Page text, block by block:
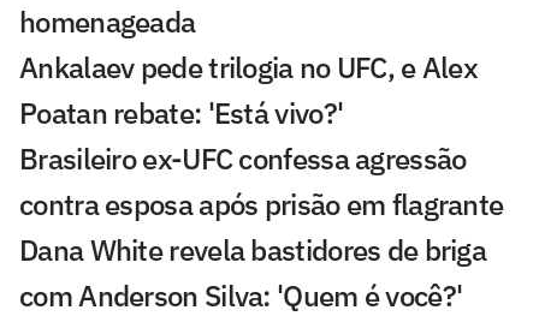
homenageada
Ankalaev pede trilogia no UFC, e Alex
Poatan rebate: 'Está vivo?'
Brasileiro ex-UFC confessa agressão
contra esposa após prisão em flagrante
Dana White revela bastidores de briga
com Anderson Silva: 'Quem é você?'